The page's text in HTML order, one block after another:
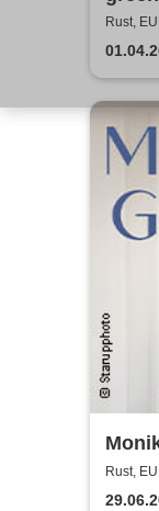
Rust,
nix
Rust,